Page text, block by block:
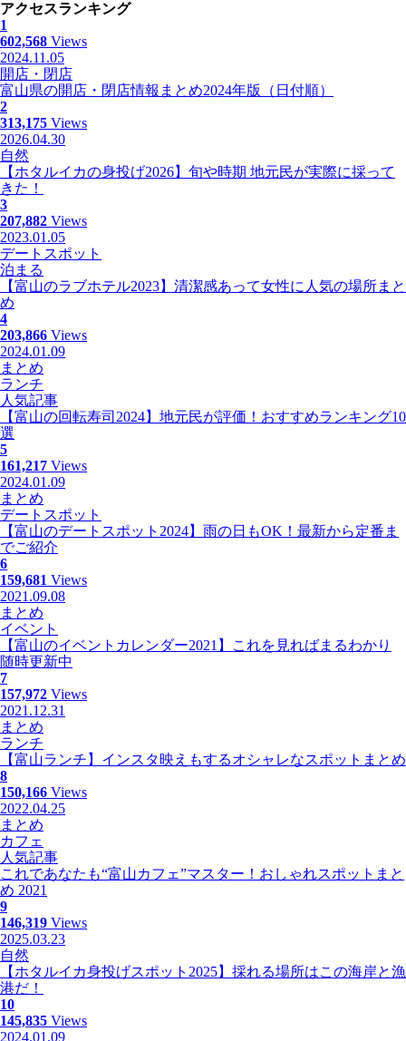
アクセスランキング
1
602,568 Views
2024.11.05
開店・閉店
富山県の開店・閉店情報まとめ2024年版（日付順）
2
313,175 Views
2026.04.30
自然
【ホタルイカの身投げ2026】旬や時期 地元民が実際に採って
きた！
3
207,882 Views
2023.01.05
デートスポット
泊まる
【富山のラブホテル2023】清潔感あって女性に人気の場所まと
め
4
203,866 Views
2024.01.09
まとめ
ランチ
人気記事
【富山の回転寿司2024】地元民が評価！おすすめランキング10
選
5
161,217 Views
2024.01.09
まとめ
デートスポット
【富山のデートスポット2024】雨の日もOK！最新から定番ま
でご紹介
6
159,681 Views
2021.09.08
まとめ
イベント
【富山のイベントカレンダー2021】これを見ればまるわかり
随時更新中
7
157,972 Views
2021.12.31
まとめ
ランチ
【富山ランチ】インスタ映えもするオシャレなスポットまとめ
8
150,166 Views
2022.04.25
まとめ
カフェ
人気記事
これであなたも“富山カフェ”マスター！おしゃれスポットまと
め 2021
9
146,319 Views
2025.03.23
自然
【ホタルイカ身投げスポット2025】採れる場所はこの海岸と漁
港だ！
10
145,835 Views
2024.01.09